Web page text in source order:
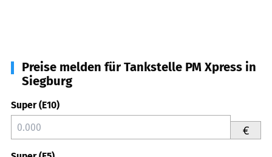
Preise melden für Tankstelle PM Xpress in
Siegburg
Super (E10)
€